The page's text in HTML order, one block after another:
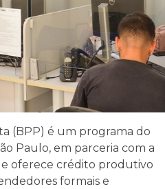
(BPP) é um programa do
Paulo, em parceria com a
oferece crédito produtivo
formais e